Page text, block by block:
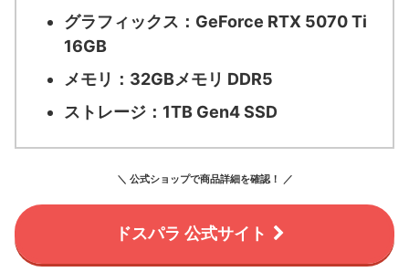
グラフィックス： GeForce RTX 5070 Ti
16GB
メモリ： 32GBメモリ DDR5
ストレージ： 1TB Gen4 SSD
＼ 公式ショップで商品詳細を確認！ ／
ドスパラ 公式サイト